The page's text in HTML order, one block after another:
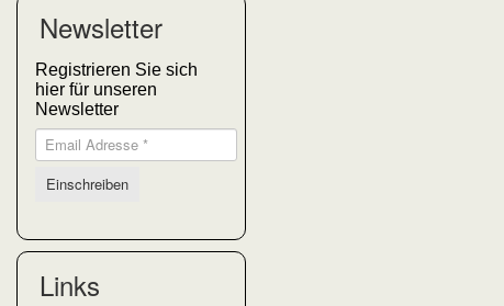
Newsletter
Registrieren Sie sich
hier für unseren
Newsletter
Links